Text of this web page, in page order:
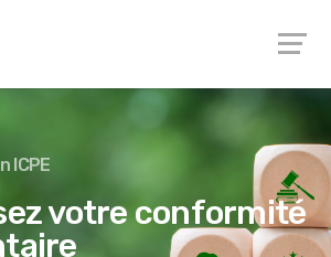
ICPE
votre conformité